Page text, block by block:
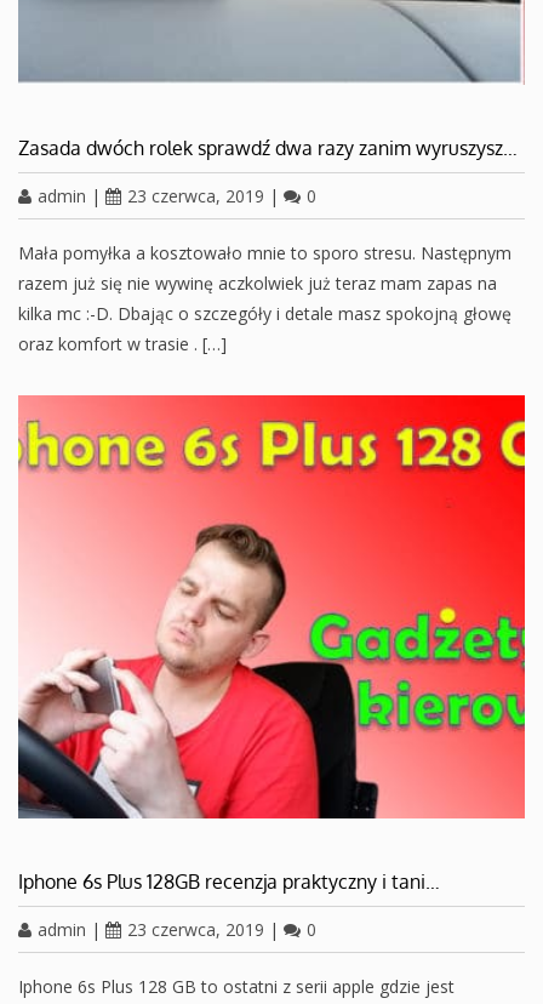
Zasada dwóch rolek sprawdź dwa razy zanim wyruszysz…
admin | 23 czerwca, 2019 | 0
Mała pomyłka a kosztowało mnie to sporo stresu. Następnym
razem już się nie wywinę aczkolwiek już teraz mam zapas na
kilka mc :-D. Dbając o szczegóły i detale masz spokojną głowę
oraz komfort w trasie . […]
Iphone 6s Plus 128GB recenzja praktyczny i tani…
admin | 23 czerwca, 2019 | 0
Iphone 6s Plus 128 GB to ostatni z serii apple gdzie jest